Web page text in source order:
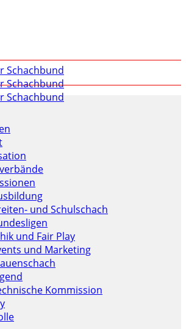
und Schulschach
und Fair Play
und Marketing
Kommission